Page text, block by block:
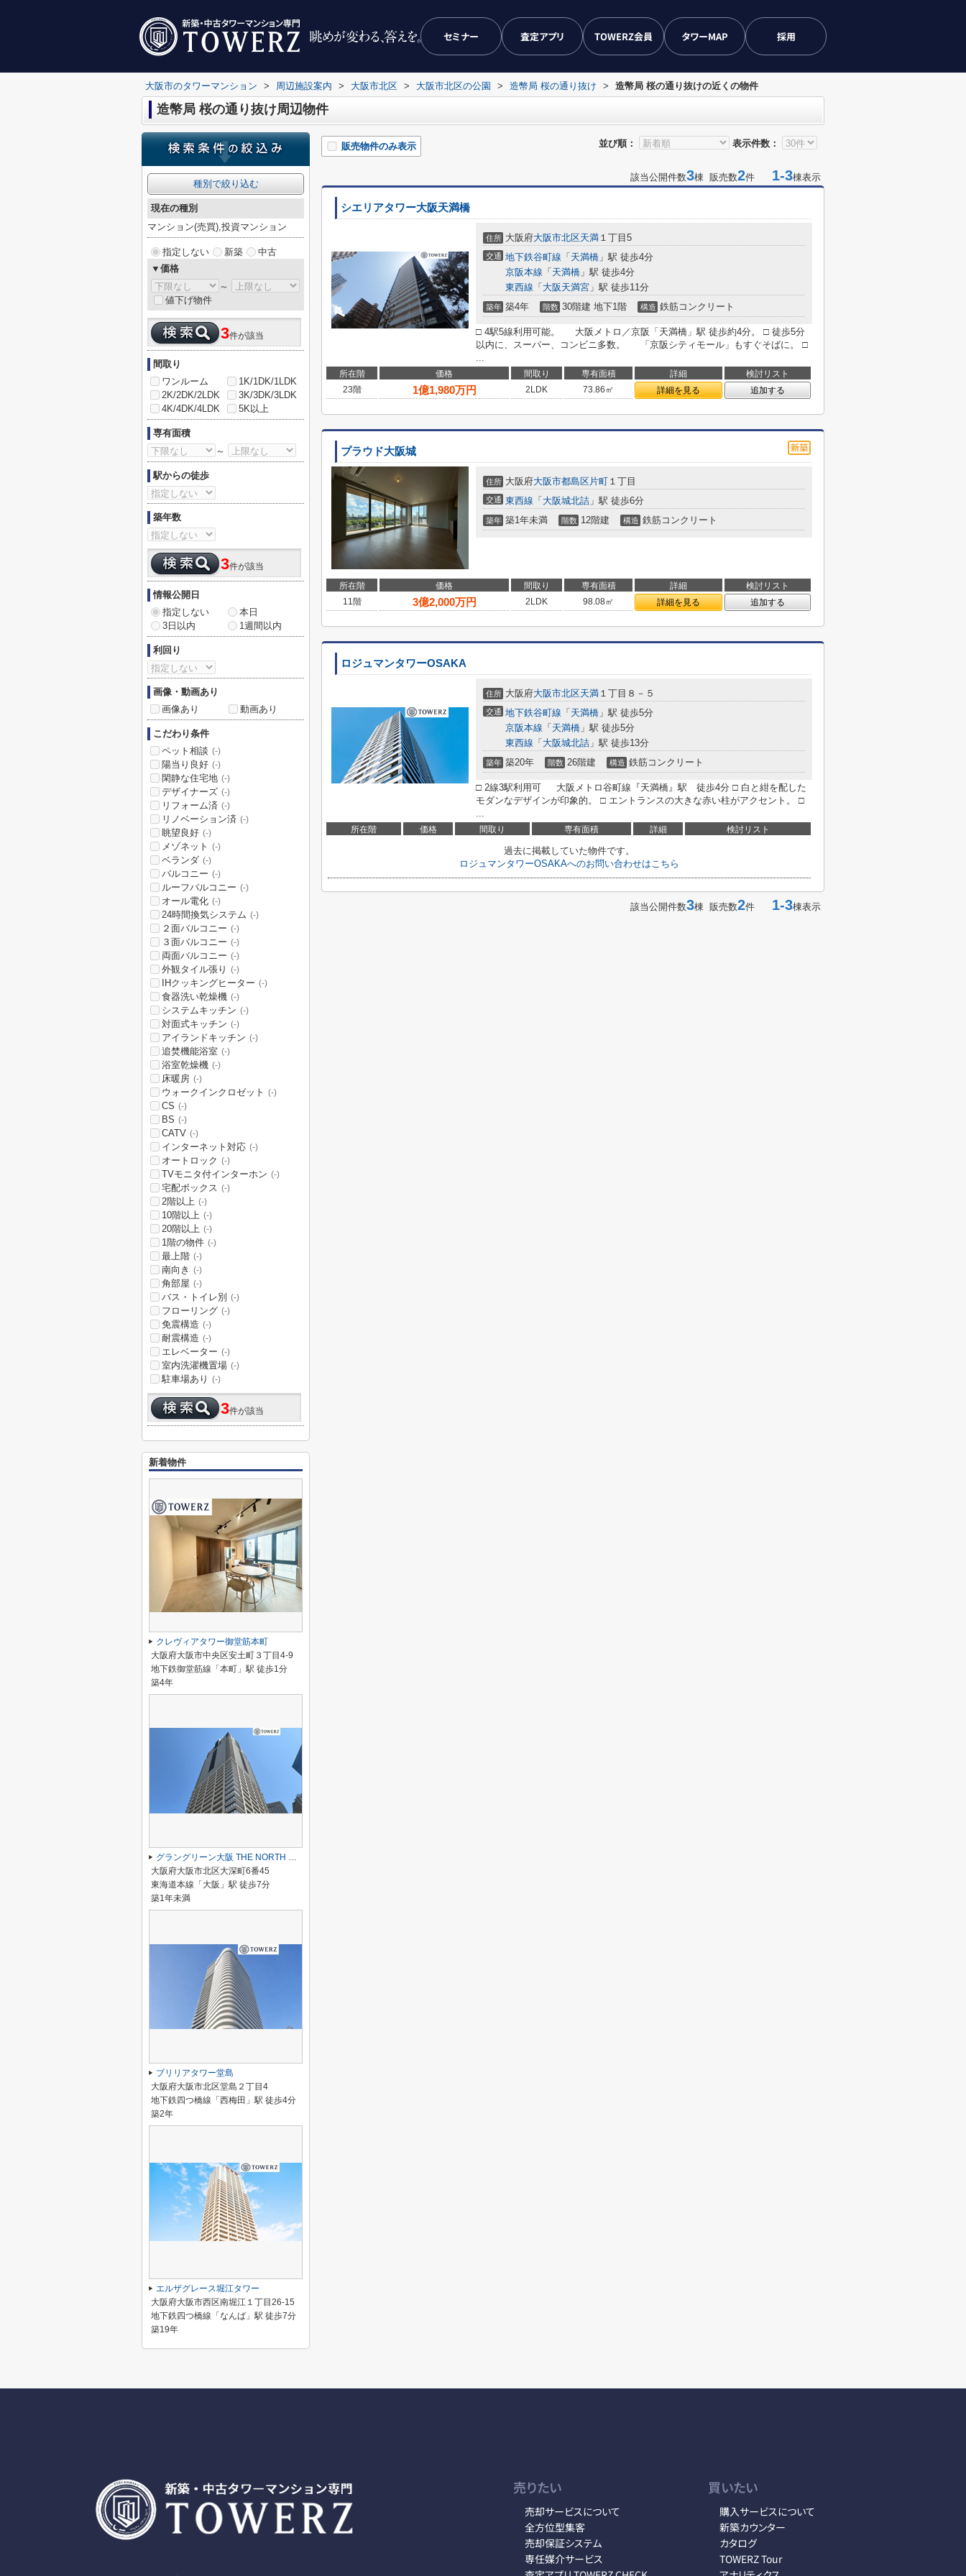
セミナー 査定アプリ TOWERZ会員 タワーMAP 採用
大阪市のタワーマンション > 周辺施設案内 > 大阪市北区 > 大阪市北区の公園 > 造幣局 桜の通り抜け > 造幣局 桜の通り抜けの近くの物件
造幣局 桜の通り抜け周辺物件
並び順： 表示件数：
販売物件のみ表示
該当公開件数3棟 販売数2件 1-3棟表示
シエリアタワー大阪天満橋
住所 大阪府大阪市北区天満 １丁目5
交通 地下鉄谷町線 「 天満橋 」駅 徒歩4分
京阪本線 「 天満橋 」駅 徒歩4分
東西線 「 大阪天満宮 」駅 徒歩11分
築年 築4年 階数 30階建 地下1階 構造 鉄筋コンクリート
□ 4駅5線利用可能。 大阪メトロ／京阪「天満橋」駅 徒歩約4分。 □ 徒歩5分
以内に、スーパー、コンビニ多数。 「京阪シティモール」もすぐそばに。 □
...
所在階 価格 間取り 専有面積 詳細
検討リスト
23階
1億1,980万円 2LDK 73.86㎡ 詳細を見る 追加する
プラウド大阪城
住所 大阪府大阪市都島区片町 １丁目
交通 東西線 「 大阪城北詰 」駅 徒歩6分
築年 築1年未満 階数 12階建 構造 鉄筋コンクリート
所在階 価格 間取り 専有面積 詳細
検討リスト
11階
3億2,000万円 2LDK 98.08㎡ 詳細を見る 追加する
ロジュマンタワーOSAKA
住所 大阪府大阪市北区天満 １丁目８－５
交通 地下鉄谷町線 「 天満橋 」駅 徒歩5分
京阪本線 「 天満橋 」駅 徒歩5分
東西線 「 大阪城北詰 」駅 徒歩13分
築年 築20年 階数 26階建 構造 鉄筋コンクリート
□ 2線3駅利用可 大阪メトロ谷町線『天満橋』駅 徒歩4分 □ 白と紺を配した
モダンなデザインが印象的。 □ エントランスの大きな赤い柱がアクセント。 □
...
所在階 価格 間取り 専有面積 詳細 検討リスト
過去に掲載していた物件です。
ロジュマンタワーOSAKAへのお問い合わせはこちら
該当公開件数3棟 販売数2件 1-3棟表示
種別で絞り込む
現在の種別
マンション(売買),投資マンション
指定しない 新築
中古
▼価格
～
値下げ物件
3件が該当
間取り
ワンルーム
1K/1DK/1LDK
2K/2DK/2LDK
3K/3DK/3LDK
4K/4DK/4LDK
5K以上
専有面積
～
駅からの徒歩
築年数
3件が該当
情報公開日
指定しない
本日
3日以内
1週間以内
利回り
画像・動画あり
画像あり
動画あり
こだわり条件
ペット相談 (-)
陽当り良好 (-)
閑静な住宅地 (-)
デザイナーズ (-)
リフォーム済 (-)
リノベーション済 (-)
眺望良好 (-)
メゾネット (-)
ベランダ (-)
バルコニー (-)
ルーフバルコニー (-)
オール電化 (-)
24時間換気システム (-)
２面バルコニー (-)
３面バルコニー (-)
両面バルコニー (-)
外観タイル張り (-)
IHクッキングヒーター (-)
食器洗い乾燥機 (-)
システムキッチン (-)
対面式キッチン (-)
アイランドキッチン (-)
追焚機能浴室 (-)
浴室乾燥機 (-)
床暖房 (-)
ウォークインクロゼット (-)
CS (-)
BS (-)
CATV (-)
インターネット対応 (-)
オートロック (-)
TVモニタ付インターホン (-)
宅配ボックス (-)
2階以上 (-)
10階以上 (-)
20階以上 (-)
1階の物件 (-)
最上階 (-)
南向き (-)
角部屋 (-)
バス・トイレ別 (-)
フローリング (-)
免震構造 (-)
耐震構造 (-)
エレベーター (-)
室内洗濯機置場 (-)
駐車場あり (-)
3件が該当
新着物件
クレヴィアタワー御堂筋本町
大阪府大阪市中央区安土町３丁目4-9
地下鉄御堂筋線「本町」駅 徒歩1分
築4年
グラングリーン大阪 THE NORTH RESIDENCE
大阪府大阪市北区大深町6番45
東海道本線「大阪」駅 徒歩7分
築1年未満
ブリリアタワー堂島
大阪府大阪市北区堂島２丁目4
地下鉄四つ橋線「西梅田」駅 徒歩4分
築2年
エルザグレース堀江タワー
大阪府大阪市西区南堀江１丁目26-15
地下鉄四つ橋線「なんば」駅 徒歩7分
築19年
売りたい
売却サービスについて
全方位型集客
売却保証システム
専任媒介サービス
買いたい
購入サービスについて
新築カウンター
カタログ
TOWERZ Tour